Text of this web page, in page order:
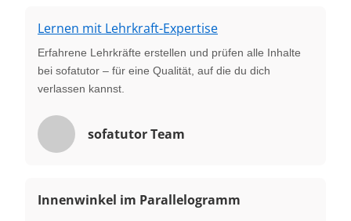
Lernen mit Lehrkraft-Expertise
Erfahrene Lehrkräfte erstellen und prüfen alle Inhalte
bei sofatutor – für eine Qualität, auf die du dich
verlassen kannst.
sofatutor Team
Innenwinkel im Parallelogramm